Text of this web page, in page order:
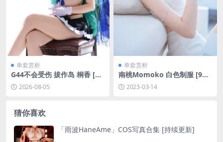
单套赏析
G44不会受伤 拔作岛 桐香 [26
P-238MB]
2026-08-05
单套赏析
南桃Momoko 白色制服 [9P-
25MB]
2023-03-14
猜你喜欢
「雨波HaneAme」COS写真合集 [持续更新]